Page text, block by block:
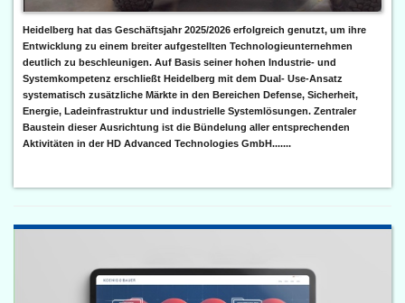
Heidelberg hat das Geschäftsjahr 2025/2026 erfolgreich genutzt, um ihre
Entwicklung zu einem breiter aufgestellten Technologieunternehmen
deutlich zu beschleunigen. Auf Basis seiner hohen Industrie- und
Systemkompetenz erschließt Heidelberg mit dem Dual- Use-Ansatz
systematisch zusätzliche Märkte in den Bereichen Defense, Sicherheit,
Energie, Ladeinfrastruktur und industrielle Systemlösungen. Zentraler
Baustein dieser Ausrichtung ist die Bündelung aller entsprechenden
Aktivitäten in der HD Advanced Technologies GmbH.......